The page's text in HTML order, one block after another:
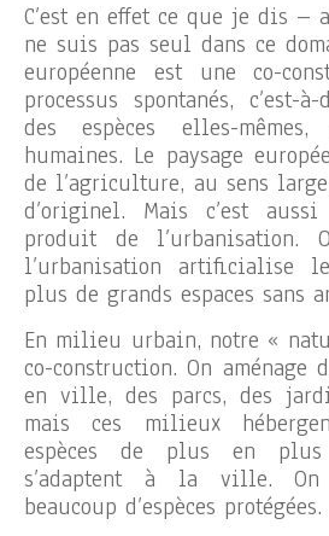
C’est en effet ce que je dis –
ne suis pas seul dans ce
européenne est une co-
processus spontanés, c’est-
des espèces elles-
humaines. Le paysage
de l’agriculture, au sens
d’originel. Mais c’est
produit de l’urbanisation.
l’urbanisation artificialise
plus de grands espaces sans
En milieu urbain, notre «
co-construction. On aménage
en ville, des parcs, des
mais ces milieux
espèces de plus en plus
s’adaptent à la ville.
beaucoup d’espèces protégées.